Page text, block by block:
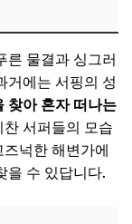
른 물결과 싱그러
거에는 서핑의 성
찾아 혼자 떠나는
서퍼들의 모습
넉한 해변가에
을 수 있답니다.